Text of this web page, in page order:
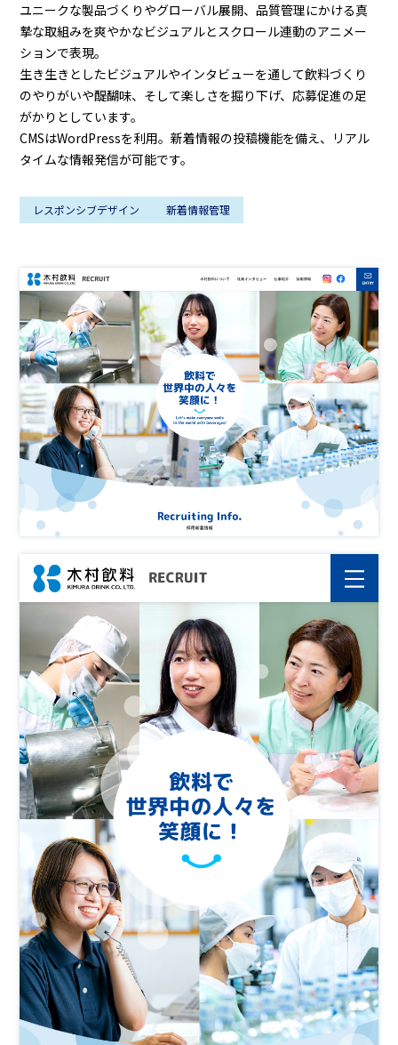
ユニークな製品づくりやグローバル展開、品質管理にかける真
摯な取組みを爽やかなビジュアルとスクロール連動のアニメー
ションで表現。
生き生きとしたビジュアルやインタビューを通して飲料づくり
のやりがいや醍醐味、そして楽しさを掘り下げ、応募促進の足
がかりとしています。
CMSはWordPressを利用。新着情報の投稿機能を備え、リアル
タイムな情報発信が可能です。
レスポンシブデザイン 新着情報管理